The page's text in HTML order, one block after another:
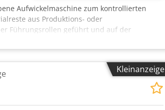
Aufwickelmaschine zum kontrollierten
aus Produktions- oder
Führungsrollen geführt und auf der
mit einstellbarer Geschwindigkeit. Die
Halt und Kontrollanzeigen Dcjdpfx Acjzr I
Kleinanzeige